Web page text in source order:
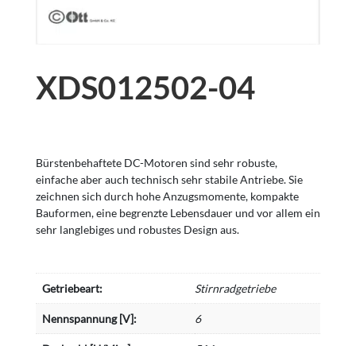
XDS012502-04
Bürstenbehaftete DC-Motoren sind sehr robuste,
einfache aber auch technisch sehr stabile Antriebe. Sie
zeichnen sich durch hohe Anzugsmomente, kompakte
Bauformen, eine begrenzte Lebensdauer und vor allem ein
sehr langlebiges und robustes Design aus.
Getriebeart: Stirnradgetriebe
Nennspannung [V]: 6